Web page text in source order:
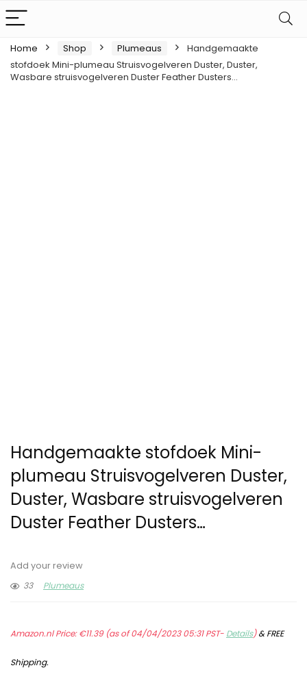
Home Shop Plumeaus
Handgemaakte
stofdoek Mini-plumeau Struisvogelveren Duster, Duster,
Wasbare struisvogelveren Duster Feather Dusters…
Handgemaakte stofdoek Mini-
plumeau Struisvogelveren Duster,
Duster, Wasbare struisvogelveren
Duster Feather Dusters…
Add your review
33
Plumeaus
Amazon.nl Price:€11.39(as of 04/04/2023 05:31 PST- Details)&FREE
Shipping.